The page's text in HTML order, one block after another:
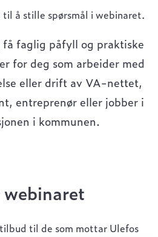
å stille spørsmål i webinaret.
faglig påfyll og praktiske
for deg som arbeider med
eller drift av VA-nettet,
entreprenør eller jobber i
i kommunen.
webinaret
til de som mottar Ulefos